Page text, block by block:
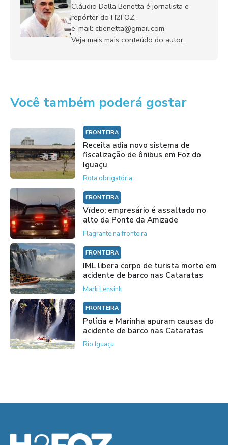
Cláudio Dalla Benetta é jornalista e
repórter do H2FOZ.
e-mail: cbenetta@gmail.com
Veja mais mais conteúdo do autor.
Você também poderá gostar
FRONTEIRA
Receita adia novo sistema de
fiscalização de ônibus em Foz do
Iguaçu
Rota obrigatória
FRONTEIRA
Vídeo: empresário é assaltado no
alto da Ponte da Amizade
Flagrante na fronteira
FRONTEIRA
IML libera corpo de turista morto em
acidente de barco nas Cataratas
Mark Lensink
FRONTEIRA
Polícia e Marinha apuram causas do
acidente de barco nas Cataratas
Rio Iguaçu